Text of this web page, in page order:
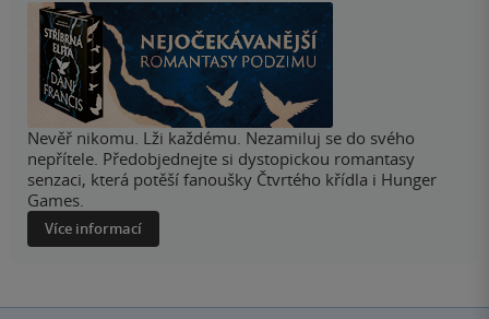
Nevěř nikomu. Lži každému. Nezamiluj se do svého
nepřítele. Předobjednejte si dystopickou romantasy
senzaci, která potěší fanoušky Čtvrtého křídla i Hunger
Games.
Více informací